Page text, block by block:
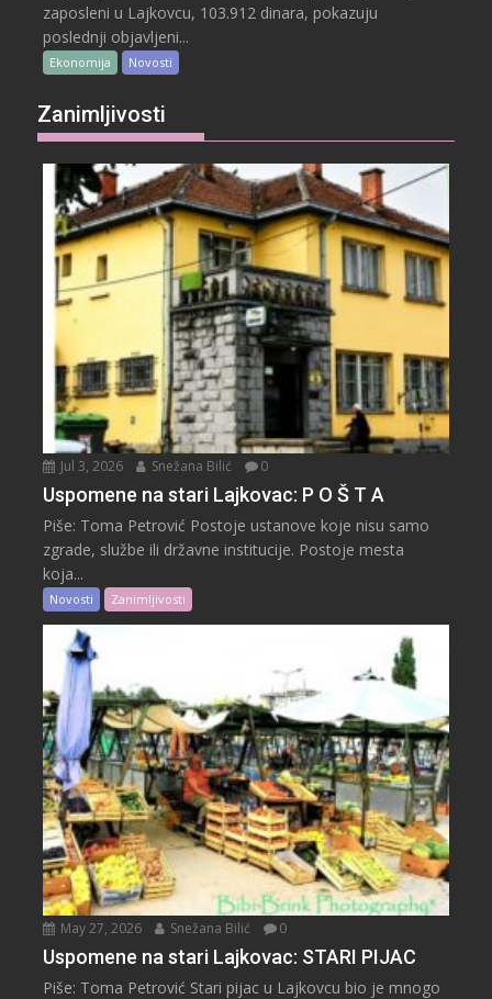
zaposleni u Lajkovcu, 103.912 dinara, pokazuju
poslednji objavljeni...
Ekonomija Novosti
Zanimljivosti
Jul 3, 2026 Snežana Bilić 0
Uspomene na stari Lajkovac: P O Š T A
Piše: Toma Petrović Postoje ustanove koje nisu samo
zgrade, službe ili državne institucije. Postoje mesta
koja...
Novosti Zanimljivosti
May 27, 2026 Snežana Bilić 0
Uspomene na stari Lajkovac: STARI PIJAC
Piše: Toma Petrović Stari pijac u Lajkovcu bio je mnogo